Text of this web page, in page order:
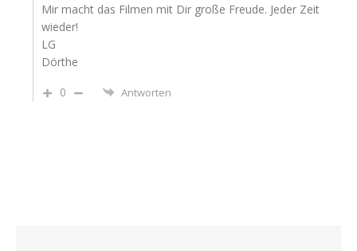
Mir macht das Filmen mit Dir große Freude. Jeder Zeit
wieder!
LG
Dörthe
0
Antworten